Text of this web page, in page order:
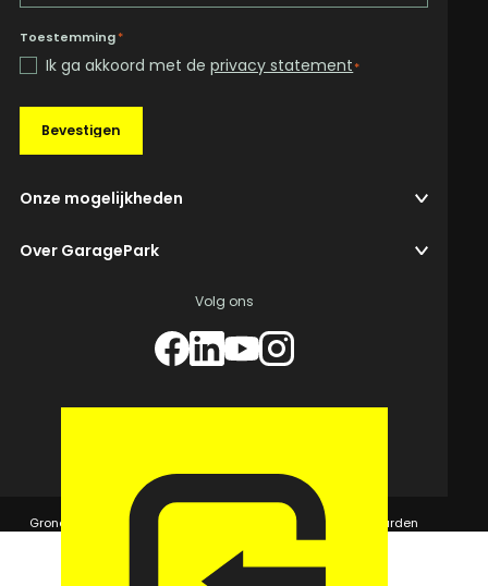
Toestemming*
Ik ga akkoord met deprivacy statement*
Bevestigen
Onze mogelijkheden
Over GaragePark
Volg ons
© 2026 GaragePark.
Grondposities
365Beheer & GaragePark Algemene voorwaarden